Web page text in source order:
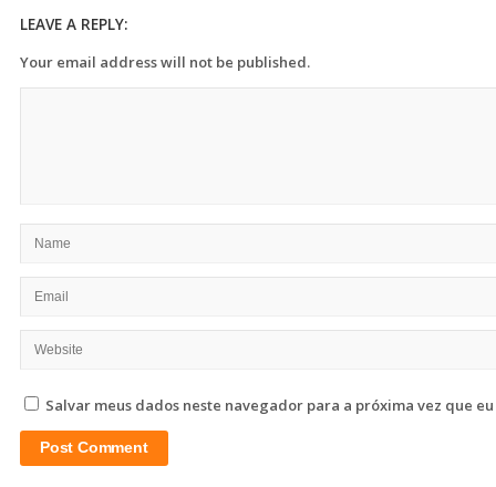
LEAVE A REPLY:
Your email address will not be published.
Salvar meus dados neste navegador para a próxima vez que